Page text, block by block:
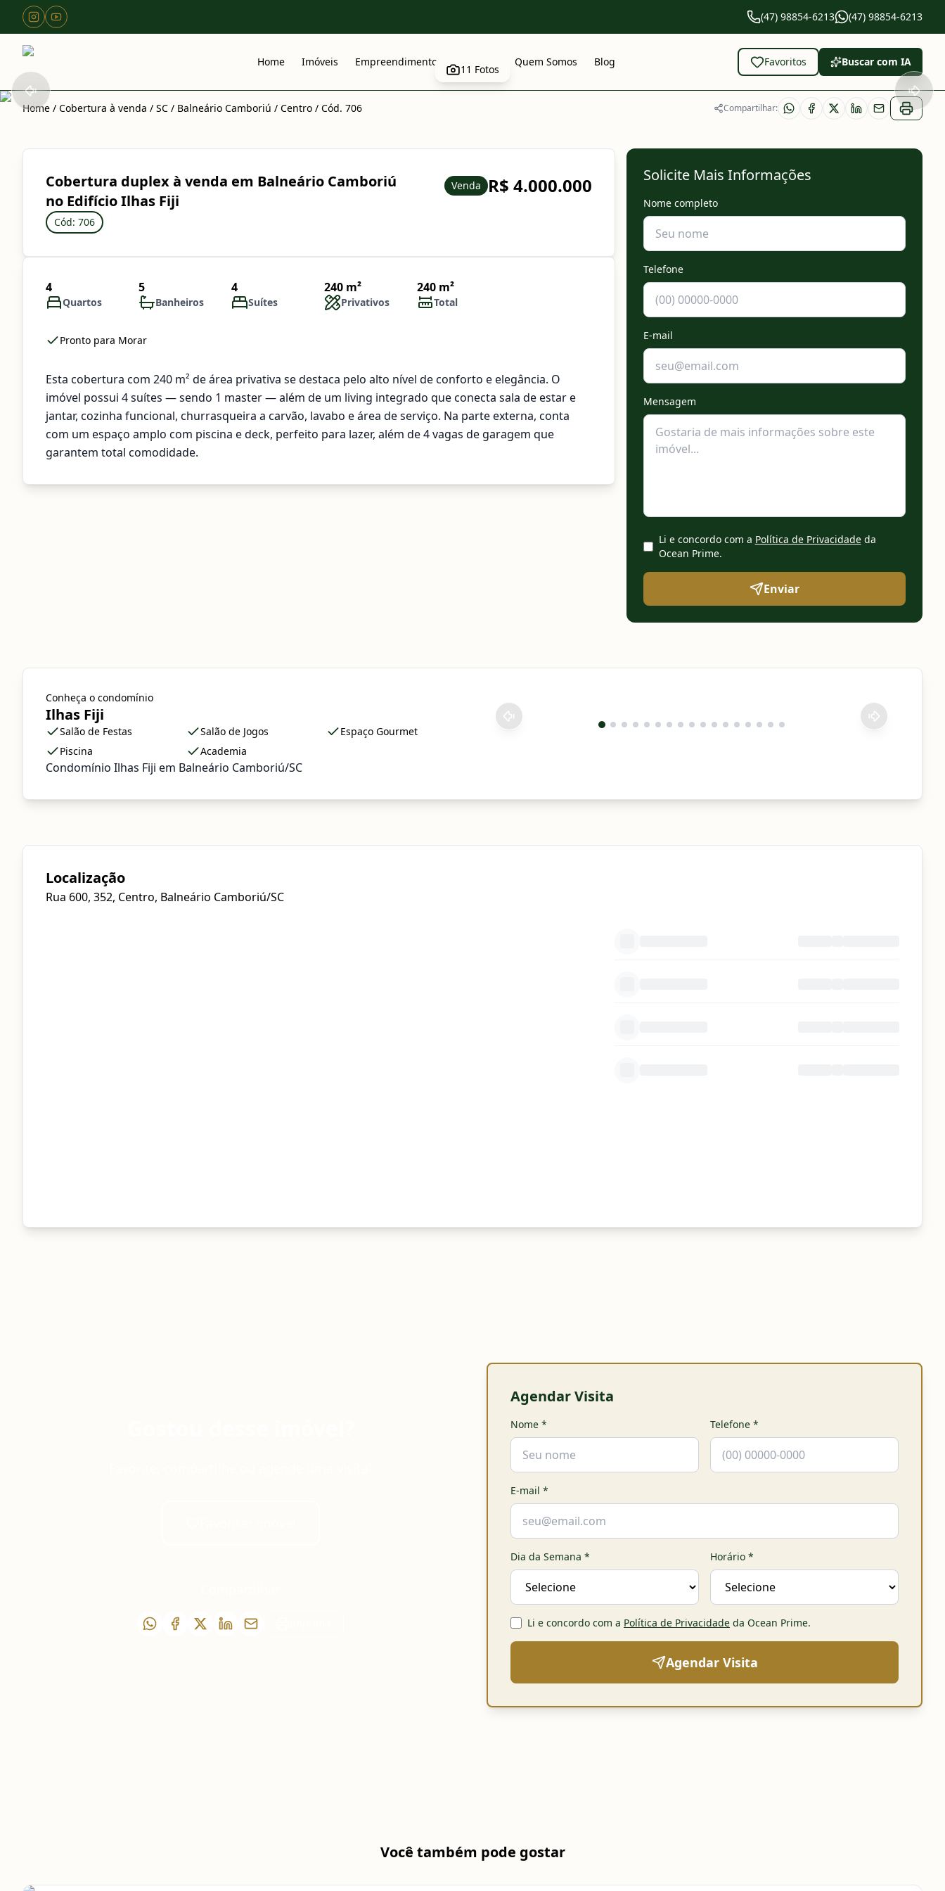
(47) 98854-6213 (47) 98854-6213
Home Imóveis Empreendimentos Quem Somos Blog Favoritos Buscar com IA
11 Fotos
Home / Cobertura à venda / SC / Balneário Camboriú / Centro / Cód. 706 Compartilhar:
Cobertura duplex à venda em Balneário Camboriú
no Edifício Ilhas Fiji
Cód: 706
Venda R$ 4.000.000
4
Quartos
5
Banheiros
4
Suítes
240 m²
Privativos
240 m²
Total
Pronto para Morar
Esta cobertura com 240 m² de área privativa se destaca pelo alto nível de conforto e elegância. O
imóvel possui 4 suítes — sendo 1 master — além de um living integrado que conecta sala de estar e
jantar, cozinha funcional, churrasqueira a carvão, lavabo e área de serviço. Na parte externa, conta
com um espaço amplo com piscina e deck, perfeito para lazer, além de 4 vagas de garagem que
garantem total comodidade.
Solicite Mais Informações
Nome completo
Telefone
E-mail
Mensagem
Li e concordo com a Política de Privacidadeda
Ocean Prime.
Enviar
Conheça o condomínio
Ilhas Fiji
Salão de Festas Salão de Jogos
Espaço Gourmet
Piscina
Academia
Condomínio Ilhas Fiji em Balneário Camboriú/SC
Localização
Rua 600, 352, Centro, Balneário Camboriú/SC
Agendar Visita
Nome * Telefone *
E-mail *
Dia da Semana * Horário *
Li e concordo com a Política de Privacidade da Ocean Prime.
Agendar Visita
Você também pode gostar